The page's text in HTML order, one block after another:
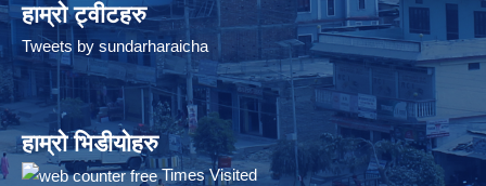
हाम्रो ट्वीटहरु
Tweets by sundarharaicha
हाम्रो भिडीयोहरु
Times Visited